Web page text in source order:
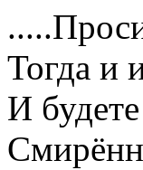
Тогда и
И